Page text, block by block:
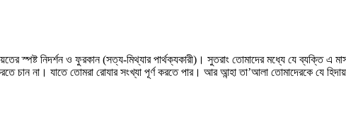
স্পষ্ট নিদর্শন ও ফুরকান (সত্য-মিথ্যার পার্থক্যকারী)। সুতরাং তোমাদের মধ্যে যে
না। যাতে তোমরা রোযার সংখ্যা পূর্ণ করতে পার। আর আন্হা তা’আলা তোমাদেরকে যে